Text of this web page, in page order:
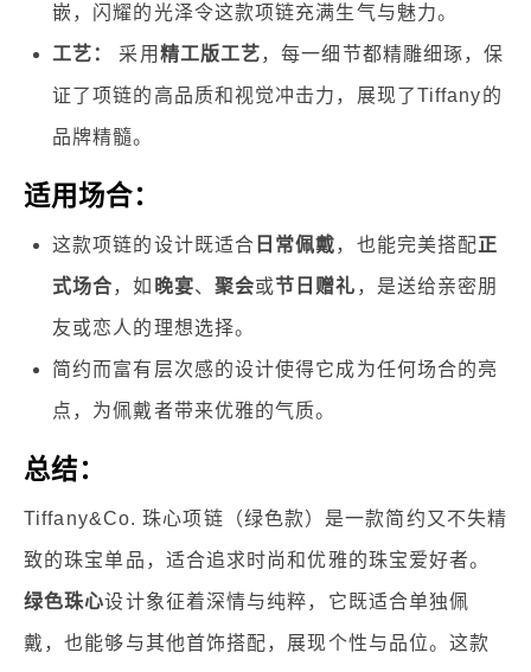
嵌，闪耀的光泽令这款项链充满生气与魅力。
工艺： 采用 精工版工艺，每一细节都精雕细琢，保
证了项链的高品质和视觉冲击力，展现了Tiffany的
品牌精髓。
适用场合：
这款项链的设计既适合 日常佩戴，也能完美搭配正
式场合，如 晚宴、 聚会或节日赠礼 ，是送给亲密朋
友或恋人的理想选择。
简约而富有层次感的设计使得它成为任何场合的亮
点，为佩戴者带来优雅的气质。
总结：
Tiffany&Co. 珠心项链（绿色款）是一款简约又不失精
致的珠宝单品，适合追求时尚和优雅的珠宝爱好者。
绿色珠心设计象征着深情与纯粹，它既适合单独佩
戴，也能够与其他首饰搭配，展现个性与品位。这款